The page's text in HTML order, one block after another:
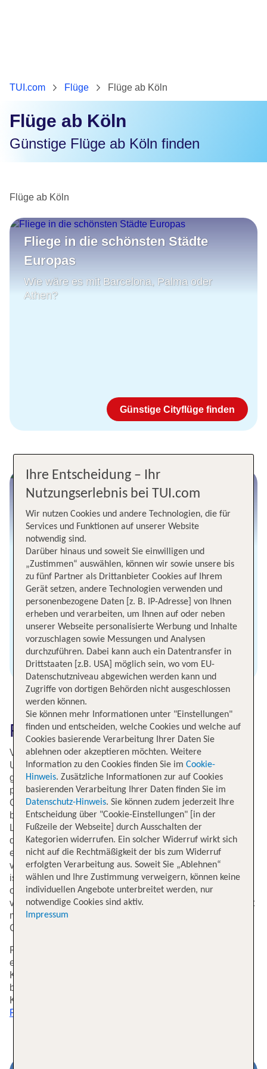
TUI.com Flüge Flüge ab Köln
Flüge ab Köln
Günstige Flüge ab Köln finden
Flüge ab Köln
Fliege in die schönsten Städte
Europas
Wie wäre es mit Barcelona, Palma oder
Athen?
Günstige Cityflüge finden
Jetzt günstig in die USA
Entdecke San Francisco, Miami und Los
Angeles im Frühjahr
USA Flüge finden
Flugtickets ab Köln buchen
Vom Flughafen Köln aus stertet dein Flug in aufregende
Urlaubsdestinationen und wichtige Geschäftszentren in
ganz Deutschland. Ob Du einen entspannten Urlaub
planst, historische Städte erkunden möchtest oder auf
Geschäftsreise gehst, die Flugverbindungen ab Köln
bieten Dir eine Vielzahl von Möglichkeiten. Direktflüge,
Last Minute Flüge und günstige Flugangebote machen
den Start Deiner Reise so angenehm wie möglich. Mit
einer breiten Palette von Airlines, die NonStop Flüge zu
verschiedenen beliebten und exotischen Zielen anbieten,
ist Köln der perfekte Ausgangspunkt für Deinen Urlaub
oder Deine nächste Geschäftsreise. Inlandsflüge
verschiedener Fluggesellschaften verbinden Köln effizient
mit allen großen Städten Deutschlands, was
Geschäftsreisen vereinfacht und Flexibilität bietet.
Für Reisende, die den Charme der Rheinmetropole
erleben möchten, bieten wir auch attraktive Flüge nach
Köln an. Entdecke die historische Stadt mit ihren
beeindruckenden Sehenswürdigkeiten und der lebhaften
Kultur, indem Du bequem und einfach Deinen
Flug nach Köln
Ihre Entscheidung – Ihr
Nutzungserlebnis bei TUI.com
Wir nutzen Cookies und andere Technologien, die für
Services und Funktionen auf unserer Website
notwendig sind.
Darüber hinaus und soweit Sie einwilligen und
„Zustimmen“ auswählen, können wir sowie unsere bis
zu fünf Partner als Drittanbieter Cookies auf Ihrem
Gerät setzen, andere Technologien verwenden und
personenbezogene Daten [z. B. IP-Adresse] von Ihnen
erheben und verarbeiten, um Ihnen auf oder neben
unserer Webseite personalisierte Werbung und Inhalte
vorzuschlagen sowie Messungen und Analysen
durchzuführen. Dabei kann auch ein Datentransfer in
Drittstaaten [z.B. USA] möglich sein, wo vom EU-
Datenschutzniveau abgewichen werden kann und
Zugriffe von dortigen Behörden nicht ausgeschlossen
werden können.
Sie können mehr Informationen unter "Einstellungen"
finden und entscheiden, welche Cookies und welche auf
Cookies basierende Verarbeitung Ihrer Daten Sie
ablehnen oder akzeptieren möchten. Weitere
Information zu den Cookies finden Sie im Cookie-
Hinweis. Zusätzliche Informationen zur auf Cookies
basierenden Verarbeitung Ihrer Daten finden Sie im
Datenschutz-Hinweis. Sie können zudem jederzeit Ihre
Entscheidung über "Cookie-Einstellungen" [in der
Fußzeile der Webseite] durch Ausschalten der
Kategorien widerrufen. Ein solcher Widerruf wirkt sich
nicht auf die Rechtmäßigkeit der bis zum Widerruf
erfolgten Verarbeitung aus. Soweit Sie „Ablehnen“
wählen und Ihre Zustimmung verweigern, können keine
individuellen Angebote unterbreitet werden, nur
notwendige Cookies sind aktiv.
Impressum